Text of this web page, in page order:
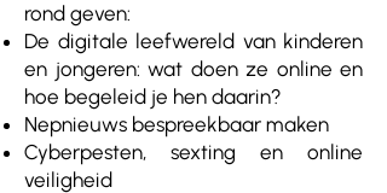
rond geven:
De digitale leefwereld van kinderen
en jongeren: wat doen ze online en
hoe begeleid je hen daarin?
Nepnieuws bespreekbaar maken
Cyberpesten, sexting en online
veiligheid